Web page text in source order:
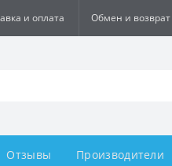
и оплата Обмен и возврат
Отзывы Производители